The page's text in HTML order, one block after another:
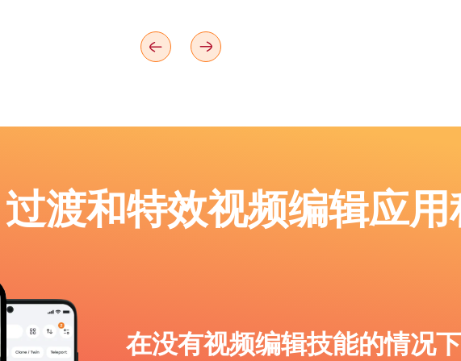
渡和特效视频编辑应用
在没有视频编辑技能的情况